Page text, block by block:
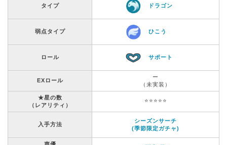
タイプ ドラゴン
弱点タイプ ひこう
ロール サポート
EXロール
ー
（未実装）
★星の数
（レアリティ）
⭐️⭐️⭐️⭐️⭐️
入手方法
シーズンサーチ
(季節限定ガチャ)